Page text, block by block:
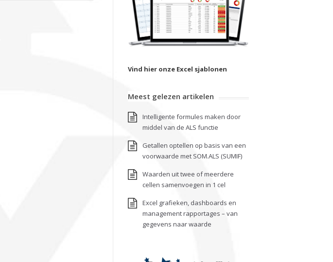
Vind hier onze Excel sjablonen
Meest gelezen artikelen
Intelligente formules maken door
middel van de ALS functie
Getallen optellen op basis van een
voorwaarde met SOM.ALS (SUMIF)
Waarden uit twee of meerdere
cellen samenvoegen in 1 cel
Excel grafieken, dashboards en
management rapportages – van
gegevens naar waarde